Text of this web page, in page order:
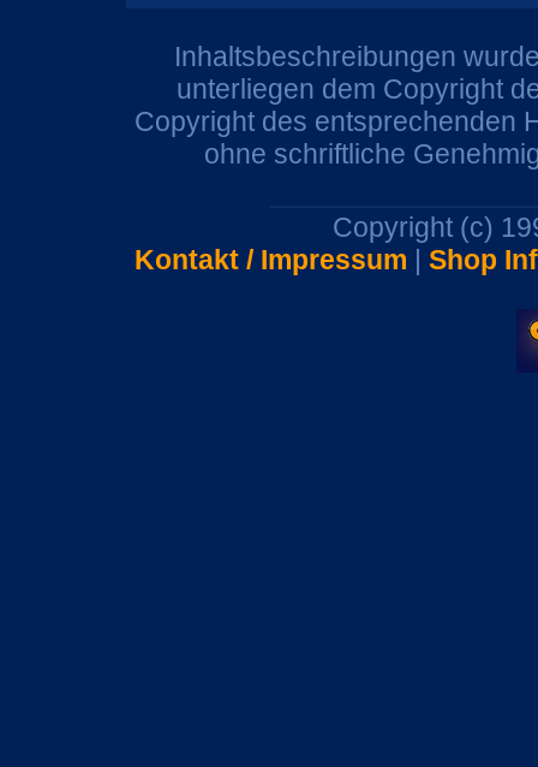
Inhaltsbeschreibungen
unterliegen dem Copyright
Copyright des entsprechenden
ohne schriftliche
Copyright (c)
Kontakt / Impressum | Shop